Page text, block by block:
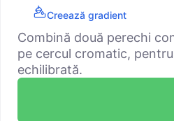
Creează gradient
Combină două perechi
pe cercul cromatic,
echilibrată.